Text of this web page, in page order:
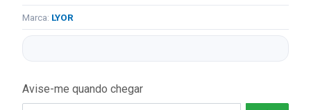
Marca: LYOR
Avise-me quando chegar